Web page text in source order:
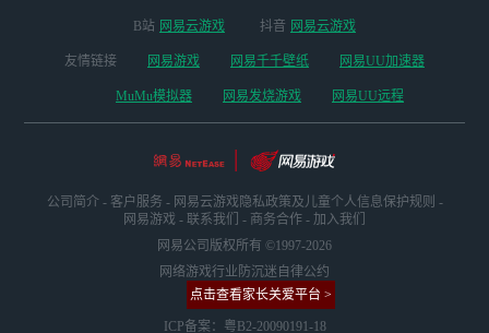
B站 网易云游戏 抖音 网易云游戏
友情链接 网易游戏 网易千千壁纸 网易UU加速器
MuMu模拟器 网易发烧游戏 网易UU远程
公司简介 - 客户服务 - 网易云游戏隐私政策及儿童个人信息保护规则 -
网易游戏 - 联系我们 - 商务合作 - 加入我们
网易公司版权所有 ©1997-2026
网络游戏行业防沉迷自律公约
点击查看家长关爱平台 >
ICP备案：粤B2-20090191-18